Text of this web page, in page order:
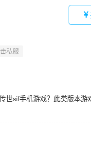
私服
世sif手机游戏？此类版本游